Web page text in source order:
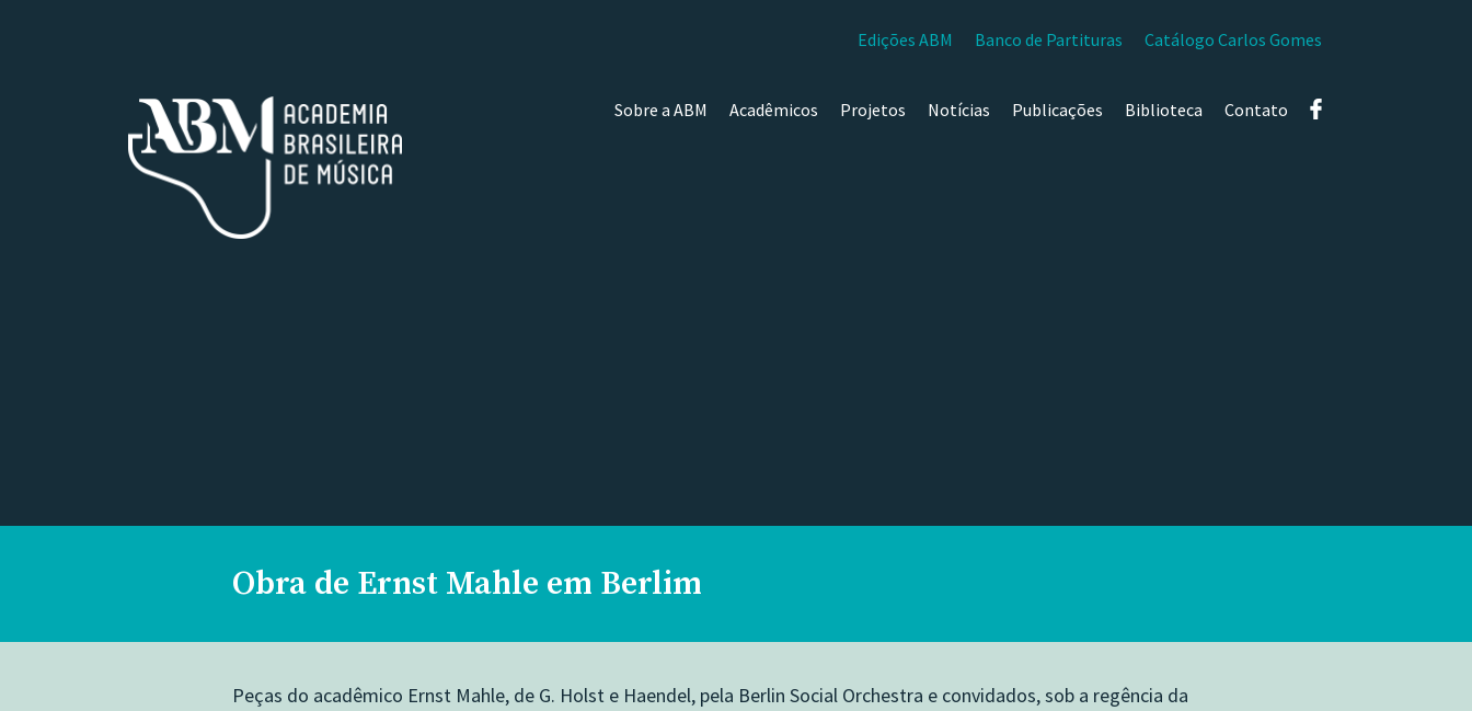
Edições ABM Banco de Partituras Catálogo Carlos Gomes
Sobre a ABM Acadêmicos Projetos Notícias Publicações Biblioteca Contato
Obra de Ernst Mahle em Berlim
Peças do acadêmico Ernst Mahle, de G. Holst e Haendel, pela Berlin Social Orchestra e convidados, sob a regência da